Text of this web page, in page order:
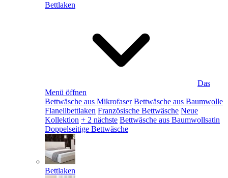
Bettlaken
Das
Menü öffnen
Bettwäsche aus Mikrofaser Bettwäsche aus Baumwolle
Flanellbettlaken Französische Bettwäsche Neue
Kollektion + 2 nächste Bettwäsche aus Baumwollsatin
Doppelseitige Bettwäsche
Bettlaken